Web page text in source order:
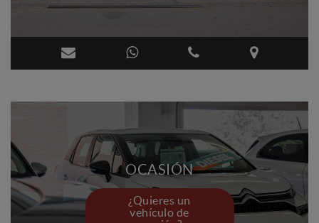
OCASIÓN
¿Quieres un
vehículo de